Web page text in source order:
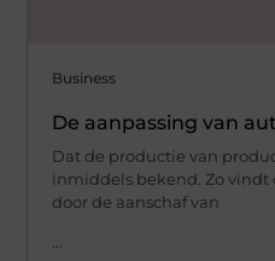
Business
De aanpassing van
Dat de productie van
inmiddels bekend. Zo
door de aanschaf van